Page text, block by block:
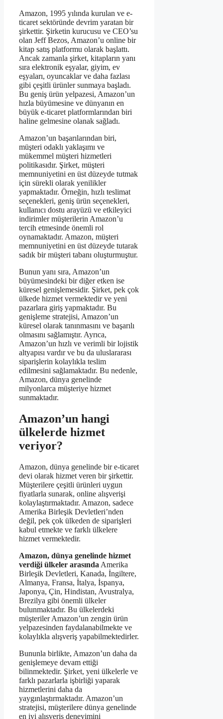
Amazon, 1995 yılında kurulan ve e-
ticaret sektöründe devrim yaratan bir
şirkettir. Şirketin kurucusu ve CEO’su
olan Jeff Bezos, Amazon’u online bir
kitap satış platformu olarak başlattı.
Ancak zamanla şirket, kitapların yanı
sıra elektronik eşyalar, giyim, ev
eşyaları, oyuncaklar ve daha fazlası
gibi çeşitli ürünler sunmaya başladı.
Bu geniş ürün yelpazesi, Amazon’un
hızla büyümesine ve dünyanın en
büyük e-ticaret platformlarından biri
haline gelmesine olanak sağladı.
Amazon’un başarılarından biri,
müşteri odaklı yaklaşımı ve
mükemmel müşteri hizmetleri
politikasıdır. Şirket, müşteri
memnuniyetini en üst düzeyde tutmak
için sürekli olarak yenilikler
yapmaktadır. Örneğin, hızlı teslimat
seçenekleri, geniş ürün seçenekleri,
kullanıcı dostu arayüzü ve etkileyici
indirimler müşterilerin Amazon’u
tercih etmesinde önemli rol
oynamaktadır. Amazon, müşteri
memnuniyetini en üst düzeyde tutarak
sadık bir müşteri tabanı oluşturmuştur.
Bunun yanı sıra, Amazon’un
büyümesindeki bir diğer etken ise
küresel genişlemesidir. Şirket, pek çok
ülkede hizmet vermektedir ve yeni
pazarlara giriş yapmaktadır. Bu
genişleme stratejisi, Amazon’un
küresel olarak tanınmasını ve başarılı
olmasını sağlamıştır. Ayrıca,
Amazon’un hızlı ve verimli bir lojistik
altyapısı vardır ve bu da uluslararası
siparişlerin kolaylıkla teslim
edilmesini sağlamaktadır. Bu nedenle,
Amazon, dünya genelinde
milyonlarca müşteriye hizmet
sunmaktadır.
Amazon’un hangi
ülkelerde hizmet
veriyor?
Amazon, dünya genelinde bir e-ticaret
devi olarak hizmet veren bir şirkettir.
Müşterilere çeşitli ürünleri uygun
fiyatlarla sunarak, online alışverişi
kolaylaştırmaktadır. Amazon, sadece
Amerika Birleşik Devletleri’nden
değil, pek çok ülkeden de siparişleri
kabul etmekte ve farklı ülkelere
hizmet vermektedir.
Amazon, dünya genelinde hizmet
verdiği ülkeler arasında Amerika
Birleşik Devletleri, Kanada, İngiltere,
Almanya, Fransa, İtalya, İspanya,
Japonya, Çin, Hindistan, Avustralya,
Brezilya gibi önemli ülkeler
bulunmaktadır. Bu ülkelerdeki
müşteriler Amazon’un zengin ürün
yelpazesinden faydalanabilmekte ve
kolaylıkla alışveriş yapabilmektedirler.
Bununla birlikte, Amazon’un daha da
genişlemeye devam ettiği
bilinmektedir. Şirket, yeni ülkelerle ve
farklı pazarlarla işbirliği yaparak
hizmetlerini daha da
yaygınlaştırmaktadır. Amazon’un
stratejisi, müşterilere dünya genelinde
en iyi alışveriş deneyimini